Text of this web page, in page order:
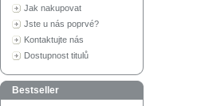
Jak nakupovat
Jste u nás poprvé?
Kontaktujte nás
Dostupnost titulů
Bestseller